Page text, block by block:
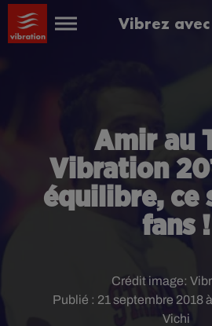
Vibrez
Amir au
Vibration
équilibre, ce
fans !
Publié : 21 septembre 2018
Vichi
Crédit image: